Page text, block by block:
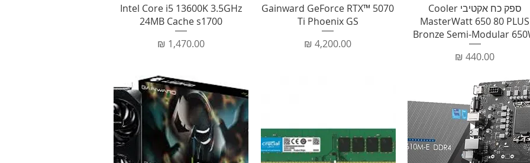
תצוגה מהירהספק כח אקטיבי Cooler
MasterWatt 650 80 PLUS
Bronze Semi-Modular
מחיר
תצוגה מהירה
Gainward GeForce RTX™ 5070
Ti Phoenix GS
מחיר
תצוגה מהירה
Intel Core i5 13600K 3.5GHz
24MB Cache s1700
מחיר